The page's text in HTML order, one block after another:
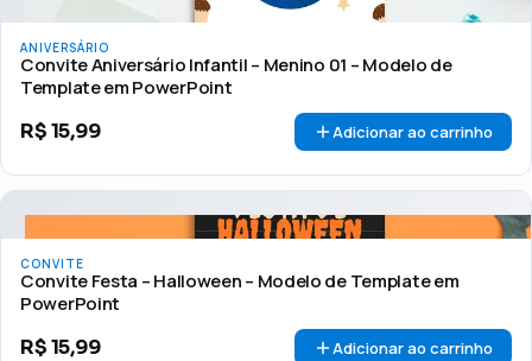
ANIVERSÁRIO
Convite Aniversário Infantil – Menino 01 – Modelo de
Template em PowerPoint
R$15,99 Adicionar ao carrinho
CONVITE
Convite Festa – Halloween – Modelo de Template em
PowerPoint
R$15,99 Adicionar ao carrinho